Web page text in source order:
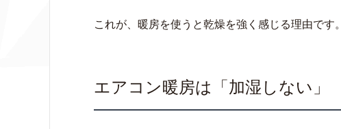
これが、暖房を使うと乾燥を強く感じる理由です。
エアコン暖房は「加湿しない」